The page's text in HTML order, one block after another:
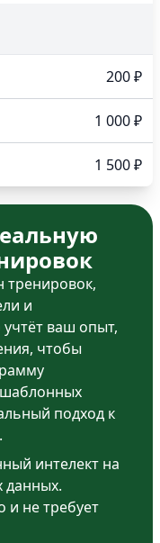
200 ₽
1 000 ₽
1 500 ₽
тренировок,
и
ваш опыт,
чтобы
шаблонных
подход к
интелект на
данных.
и не требует